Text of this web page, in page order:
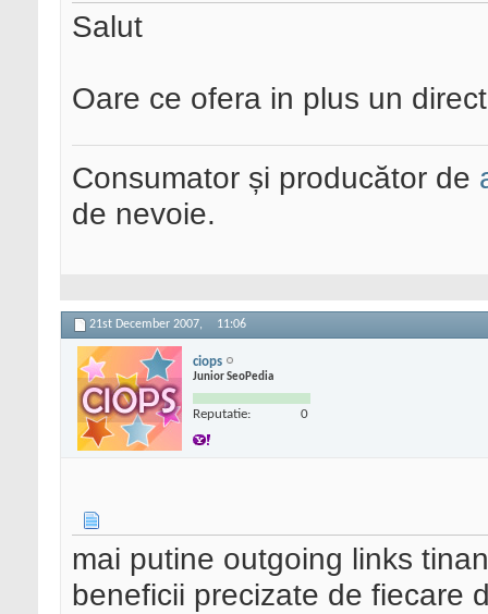
Salut
Oare ce ofera in plus un
Consumator și producător de
de nevoie.
21st December 2007, 11:06
ciops
Junior SeoPedia
Reputatie: 0
mai putine outgoing links
beneficii precizate de fiecare